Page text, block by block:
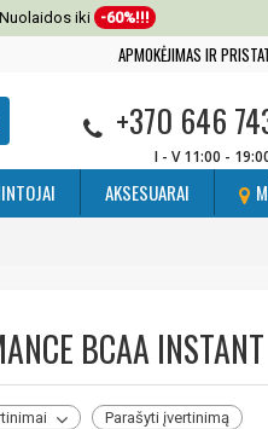
iki -60%!!!
APMOKĖJIMAS IR
+370 646
I - V 11:00 -
AKSESUARAI
BCAA
Parašyti įvertinimą